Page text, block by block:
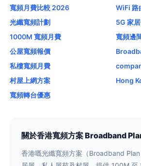
寬頻月費比較 2026
光纖寬頻計劃
1000M 寬頻月費
公屋寬頻報價
私樓寬頻月費
村屋上網方案
寬頻轉台優惠
WiFi 路
5G 家
寬頻邊
Hong
關於香港寬頻方案 Broadband
香港嘅光纖寬頻方案（Broadband Plan